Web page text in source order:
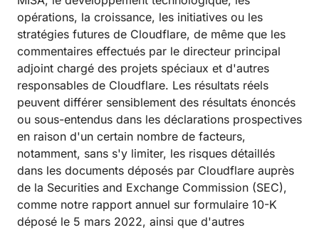
opérations, la croissance, les initiatives ou les
stratégies futures de Cloudflare, de même que les
commentaires effectués par le directeur principal
adjoint chargé des projets spéciaux et d'autres
responsables de Cloudflare. Les résultats réels
peuvent différer sensiblement des résultats énoncés
ou sous-entendus dans les déclarations prospectives
en raison d'un certain nombre de facteurs,
notamment, sans s'y limiter, les risques détaillés
dans les documents déposés par Cloudflare auprès
de la Securities and Exchange Commission (SEC),
comme notre rapport annuel sur formulaire 10-K
déposé le 5 mars 2022, ainsi que d'autres